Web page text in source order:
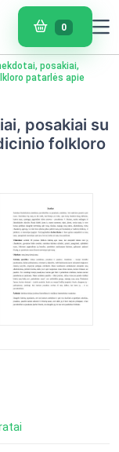
0
posakiai,
patarlės apie
posakiai su
folkloro